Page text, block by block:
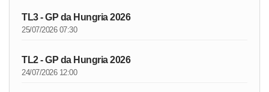
TL3 - GP da Hungria 2026
25/07/2026 07:30
TL2 - GP da Hungria 2026
24/07/2026 12:00